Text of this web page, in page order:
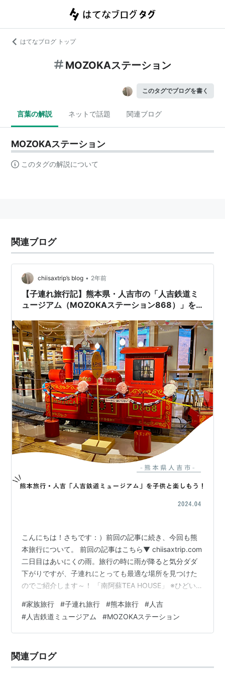
はてなブログ トップ
MOZOKAステーション
このタグでブログを書く
言葉の解説 ネットで話題 関連ブログ
MOZOKAステーション
このタグの解説について
関連ブログ
chiisaxtrip’s blog • 2年前
【子連れ旅行記】熊本県・人吉市の「人吉鉄道ミ
ュージアム（MOZOKAステーション868）」を
こんにちは！さちです：）前回の記事に続き、今回も熊
本旅行について。 前回の記事はこちら▼ chiisaxtrip.com
二日目はあいにくの雨。旅行の時に雨が降ると気分ダダ
下がりですが、子連れにとっても最適な場所を見つけた
のでご紹介します～！ 「南阿蘇TEA HOUSE」 ※ひどい雨
店がある「南阿蘇 TEA HOUSE」の本店が旅館の近くに
あり、ずっと気になっていたお店だったので寄ってみま
した。 試飲を二種類させてもらい、さんざん迷って「疲
いるのでね…） それと、茶漉し付きマグカップも。 以
前…
#家族旅行 #子連れ旅行 #熊本旅行 #人吉
#人吉鉄道ミュージアム #MOZOKAステーション
関連ブログ